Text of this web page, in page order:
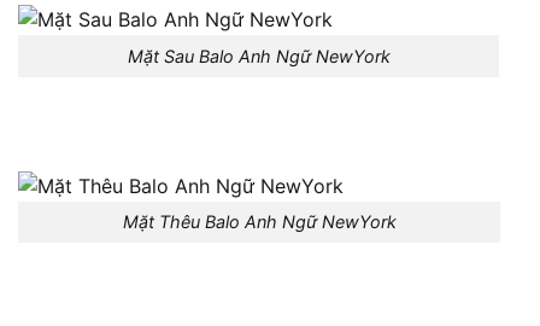
Mặt Sau Balo Anh Ngữ NewYork
Mặt Thêu Balo Anh Ngữ NewYork